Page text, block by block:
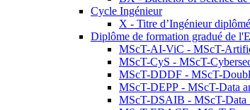
Cycle Ingénieur
X - Titre d’Ingénieur
Diplôme de formation gradué de
MScT-AI-ViC - MScT-
MScT-CyS - MScT-
MScT-DDDF - MScT-
MScT-DEPP - MScT-Data
MScT-DSAIB - MScT-Data